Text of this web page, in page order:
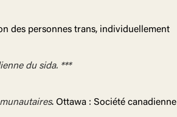
des personnes trans, individuellement
du sida. ***
. Ottawa : Société canadienne